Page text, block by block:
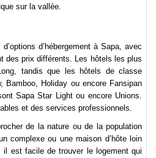
sur la vallée.
d’hébergement à Sapa, avec
des prix différents. Les hôtels les plus
tandis que les hôtels de classe
Bamboo, Holiday ou encore Fansipan
Sapa Star Light ou encore Unions.
et des services professionnels.
de la nature ou de la population
complexe ou une maison d’hôte loin
est facile de trouver le logement qui